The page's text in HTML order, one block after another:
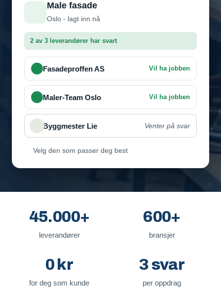
Male fasade
Oslo - lagt inn nå
2 av 3 leverandører har svart
Velg den som passer deg best
45.000+
leverandører
600+
bransjer
0 kr
for deg som kunde
3 svar
per oppdrag